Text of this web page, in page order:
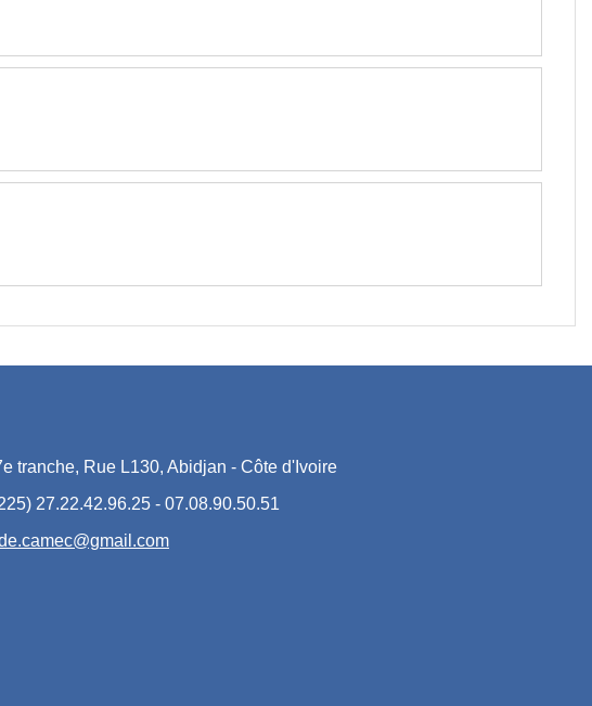
tranche, Rue L130, Abidjan - Côte d'Ivoire
27.22.42.96.25 - 07.08.90.50.51